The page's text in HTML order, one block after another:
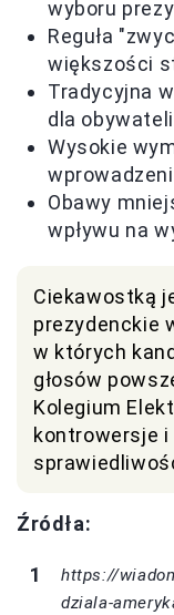
wyboru
Reguła
większości
Tradycyjna
dla obywateli
Wysokie
Obawy
wpływu na
Ciekawostką
prezydenckie
w których
głosów
Kolegium
kontrowersje
Źródła:
https://
dziala-